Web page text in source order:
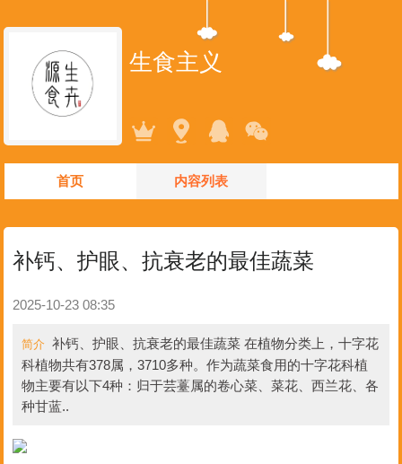
生食主义
首页 内容列表
补钙、护眼、抗衰老的最佳蔬菜
2025-10-23 08:35
简介 补钙、护眼、抗衰老的最佳蔬菜 在植物分类上，十字花
科植物共有378属，3710多种。作为蔬菜食用的十字花科植
物主要有以下4种：归于芸薹属的卷心菜、菜花、西兰花、各
种甘蓝..